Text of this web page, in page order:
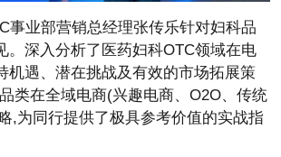
事业部营销总经理张传乐针对妇科品
。深入分析了医药妇科OTC领域在电
机遇、潜在挑战及有效的市场拓展策
类在全域电商(兴趣电商、O2O、传统
,为同行提供了极具参考价值的实战指